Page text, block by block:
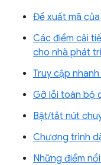
Đề xuất mã của
Các điểm cải
cho nhà phát
Truy cập
Gỡ lỗi toàn bộ
Bật/tắt nút
Chương trình
Những điểm